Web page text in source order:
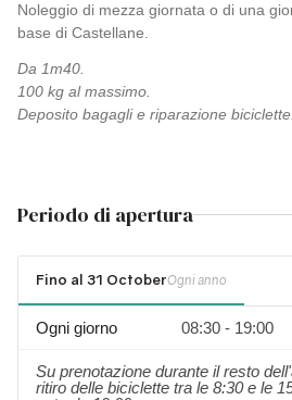
Noleggio di mezza giornata o di una
base di Castellane.
Da 1m40.
100 kg al massimo.
Deposito bagagli e riparazione biciclette.
Periodo di apertura
Fino al 31 OctoberOgni anno
Ogni giorno 08:30 - 19:00
Su prenotazione durante il resto
ritiro delle biciclette tra le 8:30 e le